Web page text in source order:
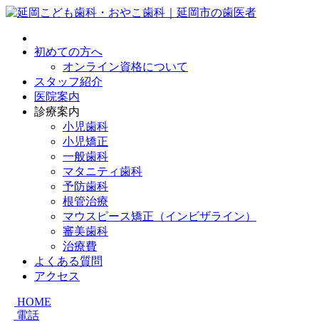
初めての方へ
オンライン資格について
スタッフ紹介
医院案内
診療案内
小児歯科
小児矯正
一般歯科
マタニティ歯科
予防歯科
根管治療
マウスピース矯正（インビザライン）
審美歯科
治療費
よくある質問
アクセス
HOME
電話